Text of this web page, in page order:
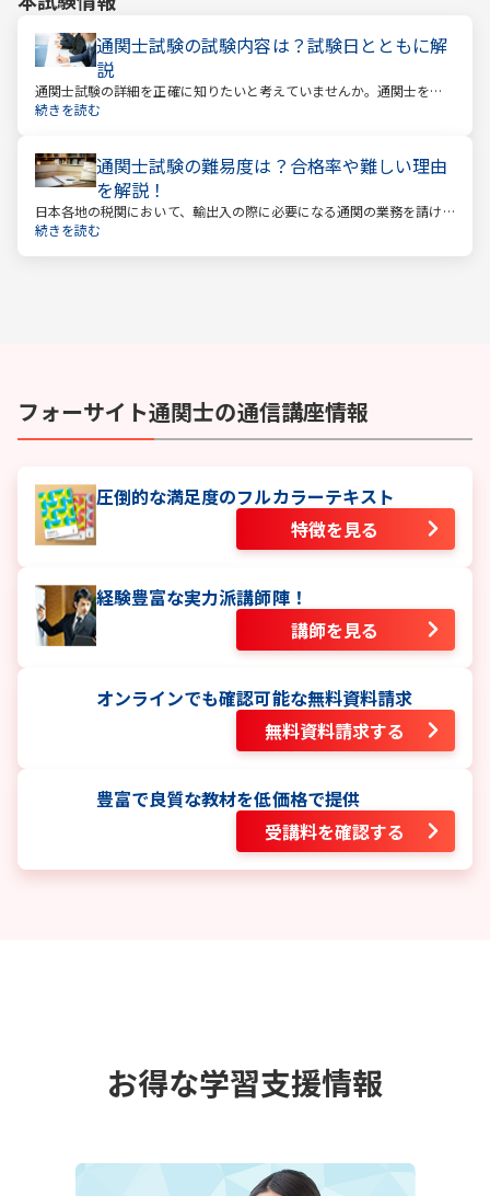
通関士試験の試験内容は？試験日とともに解
説
通関士試験の詳細を正確に知りたいと考えていませんか。通関士を目
指す場合は、まず試験内容や日程を知る必要があります。
続きを読む
通関士試験の難易度は？合格率や難しい理由
を解説！
日本各地の税関において、輸出入の際に必要になる通関の業務を請け
負っているのが通関士です。日本は貿易で成り立つ国ですので、今後
続きを読む
フォーサイト通関士の通信講座情報
圧倒的な満足度のフルカラーテキスト
特徴を見る
経験豊富な実力派講師陣！
講師を見る
オンラインでも確認可能な無料資料請求
無料資料請求する
豊富で良質な教材を低価格で提供
受講料を確認する
お得な学習支援情報